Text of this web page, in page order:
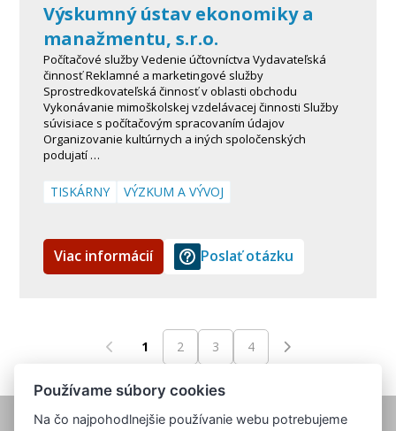
Výskumný ústav ekonomiky a
manažmentu, s.r.o.
Počítačové služby Vedenie účtovníctva Vydavateľská
činnosť Reklamné a marketingové služby
Sprostredkovateľská činnosť v oblasti obchodu
Vykonávanie mimoškolskej vzdelávacej činnosti Služby
súvisiace s počítačovým spracovaním údajov
Organizovanie kultúrnych a iných spoločenských
podujatí …
TISKÁRNY VÝZKUM A VÝVOJ
Viac informácií Poslať otázku
1 2 3 4
Používame súbory cookies
Na čo najpohodlnejšie používanie webu potrebujeme